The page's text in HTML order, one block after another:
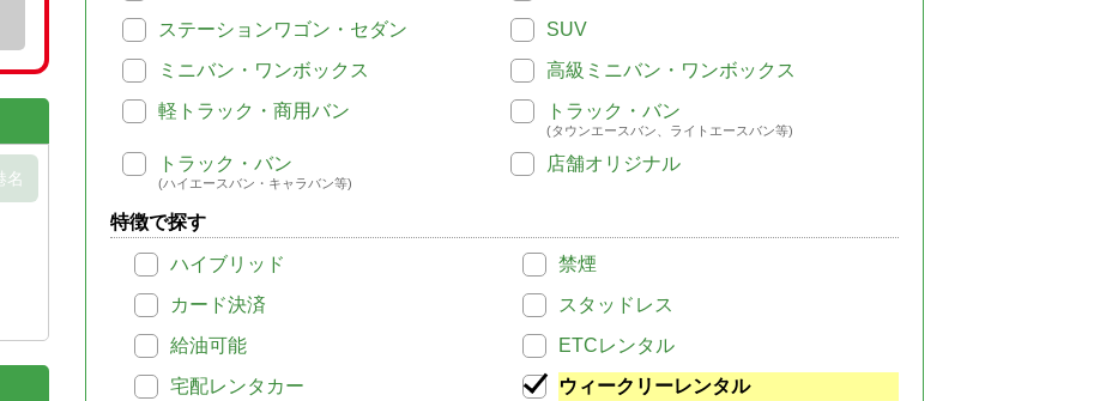
ステーションワゴン・セダン
SUV
ミニバン・ワンボックス
高級ミニバン・ワンボックス
軽トラック・商用バン
トラック・バン
(タウンエースバン、ライトエースバン等)
トラック・バン
(ハイエースバン・キャラバン等)
店舗オリジナル
特徴で探す
ハイブリッド
禁煙
カード決済
スタッドレス
給油可能
ETCレンタル
宅配レンタカー
ウィークリーレンタル
名